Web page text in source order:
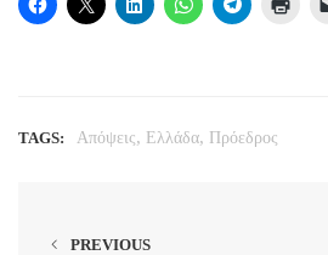
TAGS: Απόψεις, Ελλάδα, Πρόεδρος
PREVIOUS